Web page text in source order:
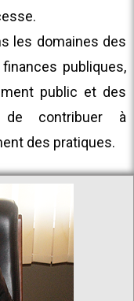
les domaines des
publiques,
public et des
de contribuer à
des pratiques.